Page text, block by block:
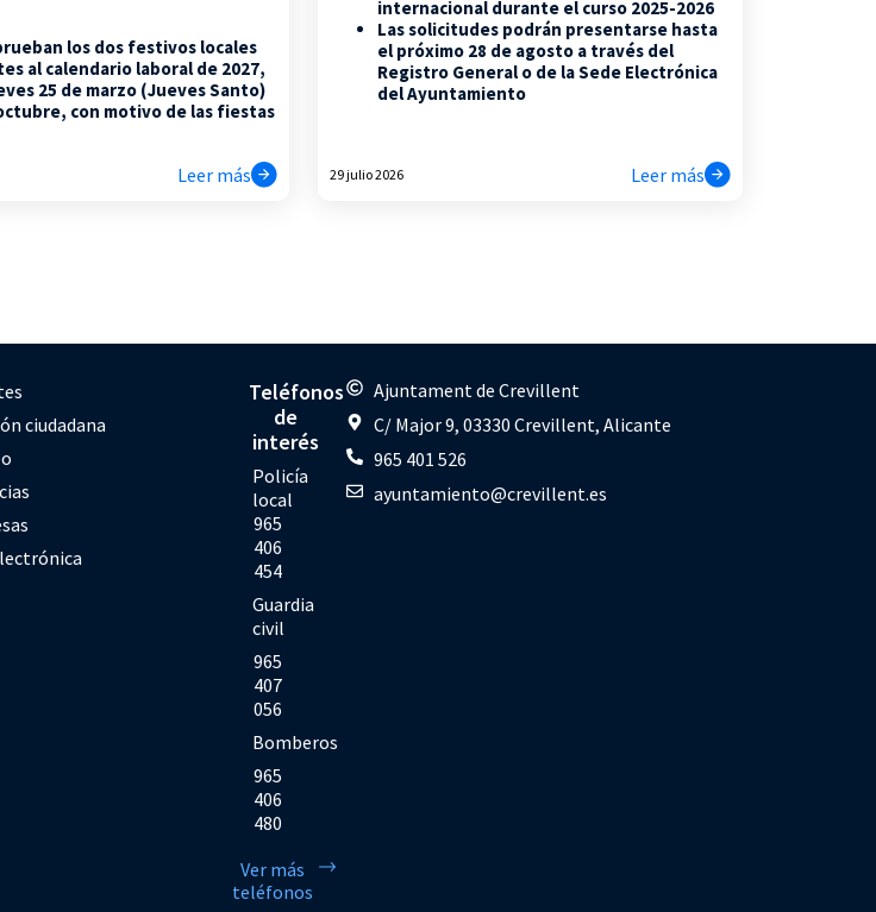
los dos festivos locales
al calendario laboral de 2027,
25 de marzo (Jueves Santo)
con motivo de las fiestas
Leer más
internacional durante el curso 2025-2026
Las solicitudes podrán presentarse hasta
el próximo 28 de agosto a través del
Registro General o de la Sede Electrónica
del Ayuntamiento
29 julio 2026 Leer más
ciudadana
Teléfonos
de
interés
Policía
local
965
406
454
Guardia
civil
965
407
056
Bomberos
965
406
480
Ver más
teléfonos
Ajuntament de Crevillent
C/ Major 9, 03330 Crevillent, Alicante
965 401 526
ayuntamiento@crevillent.es